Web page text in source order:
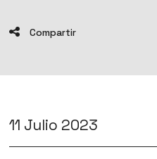
Compartir
11 Julio 2023